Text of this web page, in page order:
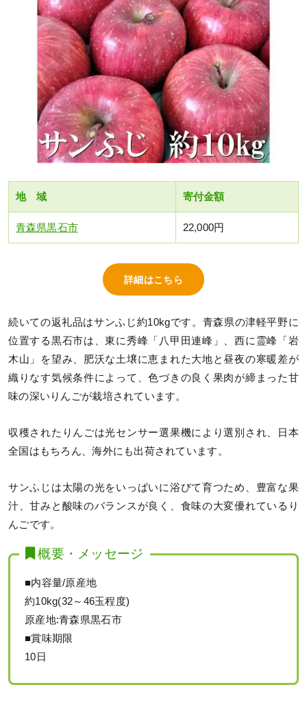
地 域 寄付金額
青森県黒石市 22,000円
詳細はこちら
続いての返礼品はサンふじ約10kgです。青森県の津軽平野に
位置する黒石市は、東に秀峰「八甲田連峰」、西に霊峰「岩
木山」を望み、肥沃な土壌に恵まれた大地と昼夜の寒暖差が
織りなす気候条件によって、色づきの良く果肉が締まった甘
味の深いりんごが栽培されています。
収穫されたりんごは光センサー選果機により選別され、日本
全国はもちろん、海外にも出荷されています。
サンふじは太陽の光をいっぱいに浴びて育つため、豊富な果
汁、甘みと酸味のバランスが良く、食味の大変優れているり
んごです。
概要・メッセージ
■内容量/原産地
約10kg(32～46玉程度)
原産地:青森県黒石市
■賞味期限
10日